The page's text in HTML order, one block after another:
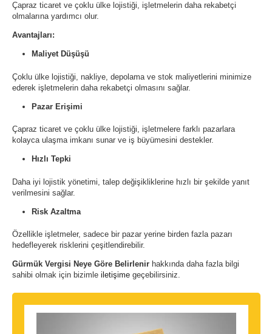
Çapraz ticaret ve çoklu ülke lojistiği, işletmelerin daha rekabetçi
olmalarına yardımcı olur.
Avantajları:
Maliyet Düşüşü
Çoklu ülke lojistiği, nakliye, depolama ve stok maliyetlerini minimize
ederek işletmelerin daha rekabetçi olmasını sağlar.
Pazar Erişimi
Çapraz ticaret ve çoklu ülke lojistiği, işletmelere farklı pazarlara
kolayca ulaşma imkanı sunar ve iş büyümesini destekler.
Hızlı Tepki
Daha iyi lojistik yönetimi, talep değişikliklerine hızlı bir şekilde yanıt
verilmesini sağlar.
Risk Azaltma
Özellikle işletmeler, sadece bir pazar yerine birden fazla pazarı
hedefleyerek risklerini çeşitlendirebilir.
Gürmük Vergisi Neye Göre Belirlenirhakkında daha fazla bilgi
sahibi olmak için bizimle iletişime geçebilirsiniz.